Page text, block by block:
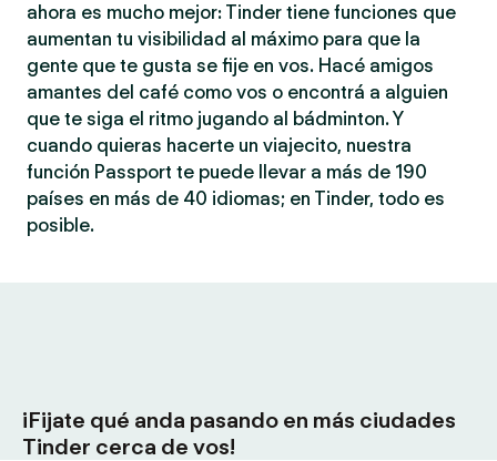
ahora es mucho mejor: Tinder tiene funciones que
aumentan tu visibilidad al máximo para que la
gente que te gusta se fije en vos. Hacé amigos
amantes del café como vos o encontrá a alguien
que te siga el ritmo jugando al bádminton. Y
cuando quieras hacerte un viajecito, nuestra
función Passport te puede llevar a más de 190
países en más de 40 idiomas; en Tinder, todo es
posible.
¡Fijate qué anda pasando en más ciudades
Tinder cerca de vos!